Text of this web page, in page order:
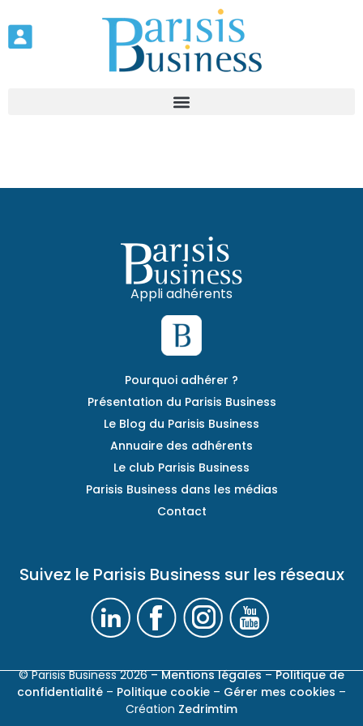
Appli adhérents
Pourquoi adhérer ?
Présentation du Parisis Business
Le Blog du Parisis Business
Annuaire des adhérents
Le club Parisis Business
Parisis Business dans les médias
Contact
Suivez le Parisis Business sur les réseaux
© Parisis Business 2026– Mentions légales–Politique de
confidentialité – Politique cookie – Gérer mes cookies –
Création Zedrimtim